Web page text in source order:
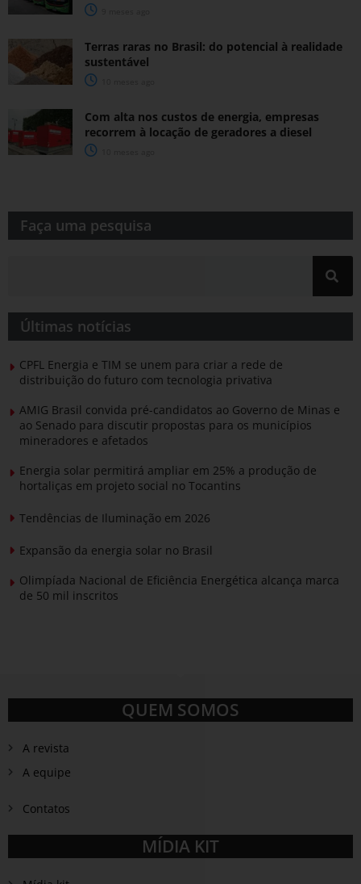
Terras raras no Brasil: do potencial à realidade
sustentável
Com alta nos custos de energia, empresas
recorrem à locação de geradores a diesel
Faça uma pesquisa​​
Últimas notícias
CPFL Energia e TIM se unem para criar a rede de
distribuição do futuro com tecnologia privativa
AMIG Brasil convida pré-candidatos ao Governo de Minas e
ao Senado para discutir propostas para os municípios
mineradores e afetados
Energia solar permitirá ampliar em 25% a produção de
hortaliças em projeto social no Tocantins
Tendências de Iluminação em 2026
Expansão da energia solar no Brasil
Olimpíada Nacional de Eficiência Energética alcança marca
de 50 mil inscritos
QUEM SOMOS
A revista
A equipe
Contatos
MÍDIA KIT